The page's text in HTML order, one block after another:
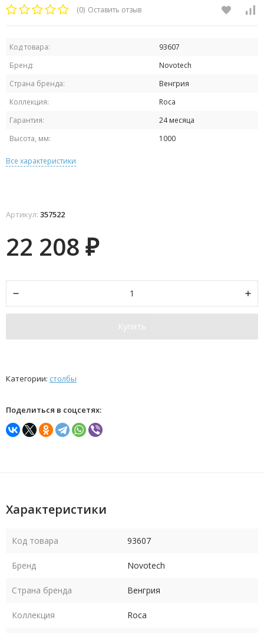
(0) Оставить отзыв
Код товара:
93607
Бренд:
Novotech
Страна бренда:
Венгрия
Коллекция:
Roca
Гарантия:
24 месяца
Высота, мм:
1000
Все характеристики
Артикул: 357522
22 208 ₽
Купить
Категории: столбы
Поделиться в соцсетях:
Характеристики
Код товара 93607
Бренд Novotech
Страна бренда Венгрия
Коллекция Roca